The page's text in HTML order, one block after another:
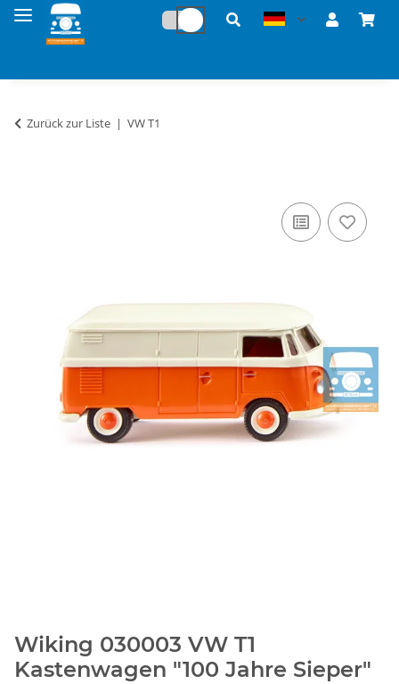
Zurück zur Liste VW T1
Wiking 030003 VW T1
Kastenwagen "100 Jahre Sieper"